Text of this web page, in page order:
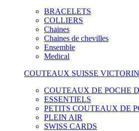
BRACELETS
COLLIERS
Chaines
Chaines de chevilles
Ensemble
Medical
COUTEAUX SUISSE
COUTEAUX DE POCHE
ESSENTIELS
PETITS COUTEAUX DE
PLEIN AIR
SWISS CARDS